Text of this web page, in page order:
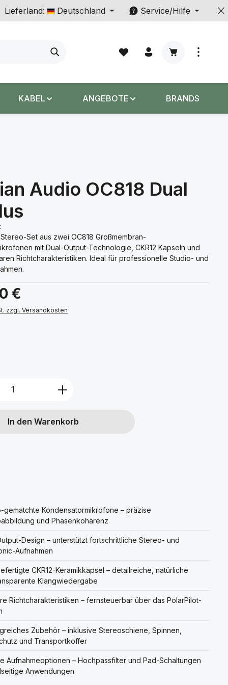
Lieferland: Deutschland Service/Hilfe
Warenkorb
KABEL ANGEBOTE BRANDS
Audio OC818 Dual
Set aus zwei OC818 Großmembran-
mit Dual-Output-Technologie, CKR12 Kapseln und
Richtcharakteristiken. Ideal für professionelle Studio- und
€
zzgl. Versandkosten
Anzahl: Gib den gewünschten Wert
In den Warenkorb
gematchte Kondensatormikrofone – präzise
und Phasenkohärenz
Design – unterstützt fortschrittliche Stereo- und
Aufnahmen
CKR12-Keramikkapsel – detailreiche, natürliche
Klangwiedergabe
Richtcharakteristiken – fernsteuerbar über das PolarPilot-
Zubehör – inklusive Stereoschiene, Spinnen,
und Transportkoffer
Aufnahmeoptionen – Hochpassfilter und Pad-Schaltungen
Anwendungen